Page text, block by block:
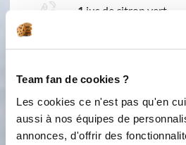
Team fan de cookies ?
Les cookies ce n'est pas qu'en
aussi à nos équipes de
annonces, d'offrir des
1 jus de citron vert
1jaune d'oeuf